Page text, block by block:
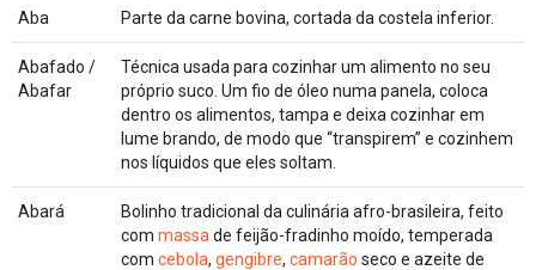
Aba Parte da carne bovina, cortada da costela inferior.
Abafado /
Abafar
Técnica usada para cozinhar um alimento no seu
próprio suco. Um fio de óleo numa panela, coloca
dentro os alimentos, tampa e deixa cozinhar em
lume brando, de modo que “transpirem” e cozinhem
nos líquidos que eles soltam.
Abará
Bolinho tradicional da culinária afro-brasileira, feito
com massa de feijão-fradinho moído, temperada
com cebola, gengibre, camarão seco e azeite de